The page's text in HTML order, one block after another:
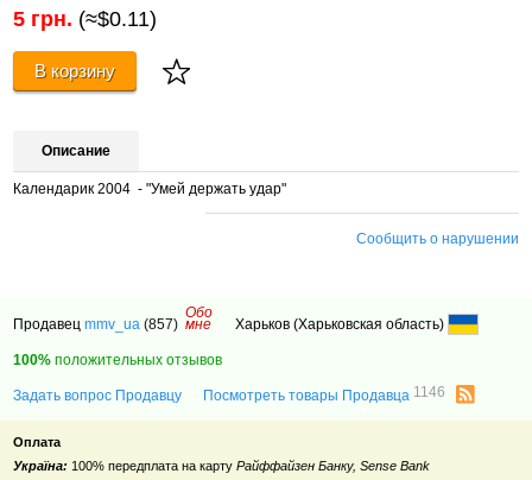
5 грн. (≈$0.11)
В корзину
Описание
Календарик 2004 - "Умей держать удар"
Сообщить о нарушении
Продавецmmv_ua (857)
Обо
мне Харьков (Харьковская область)
100% положительных отзывов
Задать вопрос Продавцу Посмотреть товары Продавца 1146
Оплата
Україна: 100% передплата на картуРайффайзен Банку, Sense Bank